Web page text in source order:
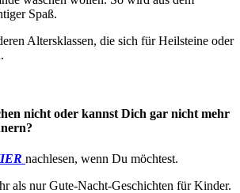
Spaß.
Altersklassen, die sich für Heilsteine oder
nicht oder kannst Dich gar nicht mehr
nachlesen, wenn Du möchtest.
als nur Gute-Nacht-Geschichten für Kinder.